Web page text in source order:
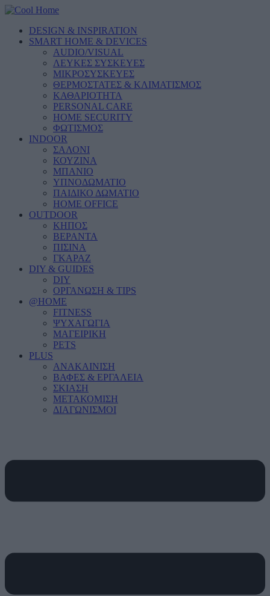
DESIGN & INSPIRATION
SMART HOME & DEVICES
AUDIO/VISUAL
ΛΕΥΚΕΣ ΣΥΣΚΕΥΕΣ
ΜΙΚΡΟΣΥΣΚΕΥΕΣ
ΘΕΡΜΟΣΤΑΤΕΣ & ΚΛΙΜΑΤΙΣΜΟΣ
ΚΑΘΑΡΙΟΤΗΤΑ
PERSONAL CARE
HOME SECURITY
ΦΩΤΙΣΜΟΣ
INDOOR
ΣΑΛΟΝΙ
ΚΟΥΖΙΝΑ
ΜΠΑΝΙΟ
ΥΠΝΟΔΩΜΑΤΙΟ
ΠΑΙΔΙΚΟ ΔΩΜΑΤΙΟ
HOME OFFICE
OUTDOOR
ΚΗΠΟΣ
ΒΕΡΑΝΤΑ
ΠΙΣΙΝΑ
ΓΚΑΡΑΖ
DIY & GUIDES
DIY
ΟΡΓΑΝΩΣΗ & TIPS
@HOME
FITNESS
ΨΥΧΑΓΩΓΙΑ
ΜΑΓΕΙΡΙΚΗ
PETS
PLUS
ΑΝΑΚΑΙΝΙΣΗ
ΒΑΦΕΣ & ΕΡΓΑΛΕΙΑ
ΣΚΙΑΣΗ
ΜΕΤΑΚΟΜΙΣΗ
ΔΙΑΓΩΝΙΣΜΟΙ